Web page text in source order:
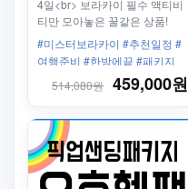
4일<br> 보라카이 필수 액티비
티만 모아놓은 꿀같은 상품!
#미스터보라카이 #추천일정 #
여행준비 #한방에끝 #패키지
#3박4일 #왕복픽업샌딩 #마사
514,080원 459,000원